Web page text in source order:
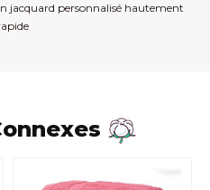
jacquard personnalisé hautement